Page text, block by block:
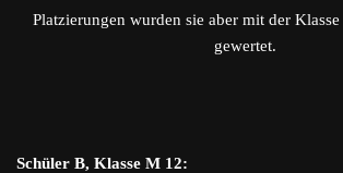
Platzierungen wurden sie aber mit der
gewertet.
Schüler B, Klasse M 12: